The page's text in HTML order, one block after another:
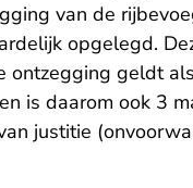
van de
opgelegd.
ontzegging geldt als
is daarom ook 3
justitie